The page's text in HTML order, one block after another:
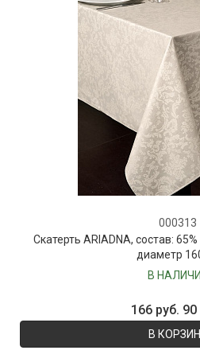
000313
Скатерть ARIADNA, состав:
диаметр
В
166 руб. 90
В